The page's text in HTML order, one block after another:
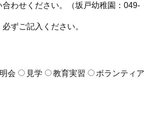
合わせください。（坂戸幼稚園：049-
ずご記入ください。
会 見学 教育実習
ボランティア